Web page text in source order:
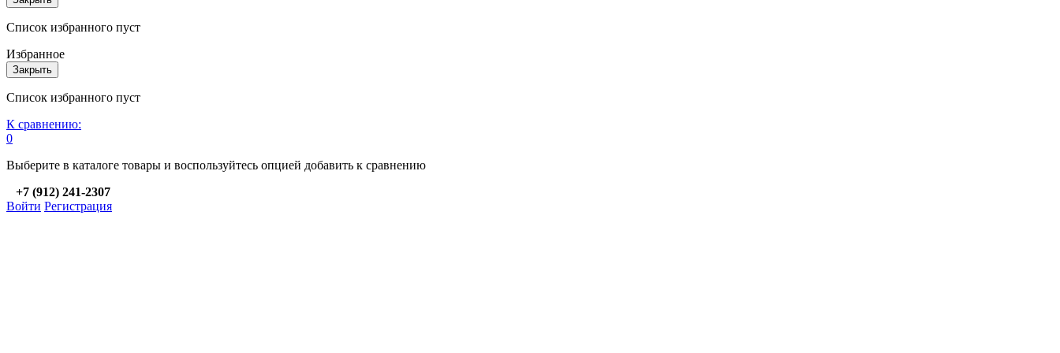
Список избранного пуст
Избранное
Закрыть
Список избранного пуст
К сравнению:
0
Выберите в каталоге товары и воспользуйтесь опцией добавить к сравнению
+7 (912) 241-2307
Войти Регистрация